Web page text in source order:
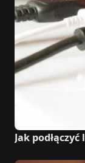
Jak